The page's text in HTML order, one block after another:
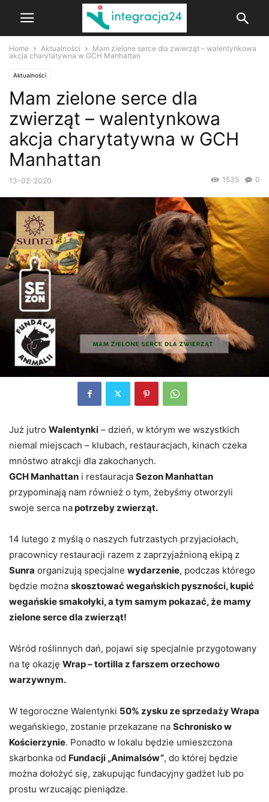
Home Aktualności
Mam zielone serce dla zwierząt – walentynkowa
akcja charytatywna w GCH Manhattan
Aktualności
Mam zielone serce dla
zwierząt – walentynkowa
akcja charytatywna w GCH
Manhattan
13-02-2020 0
1535
Już jutro Walentynki – dzień, w którym we wszystkich
niemal miejscach – klubach, restauracjach, kinach czeka
mnóstwo atrakcji dla zakochanych.
GCH Manhattan i restauracja Sezon Manhattan
przypominają nam również o tym, żebyśmy otworzyli
swoje serca napotrzeby zwierząt.
14 lutego z myślą o naszych futrzastych przyjaciołach,
pracownicy restauracji razem z zaprzyjaźnioną ekipą z
Sunra organizują specjalne wydarzenie, podczas którego
będzie można skosztować wegańskich pyszności, kupić
wegańskie smakołyki, a tym samym pokazać, że mamy
zielone serce dla zwierząt!
Wśród roślinnych dań, pojawi się specjalnie przygotowany
na tę okazję Wrap – tortilla z farszem orzechowo
warzywnym.
W tegoroczne Walentynki 50% zysku ze sprzedaży Wrapa
wegańskiego, zostanie przekazane na Schronisko w
Kościerzynie. Ponadto w lokalu będzie umieszczona
skarbonka od Fundacji „Animalsów”, do której będzie
można dołożyć się, zakupując fundacyjny gadżet lub po
prostu wrzucając pieniądze.